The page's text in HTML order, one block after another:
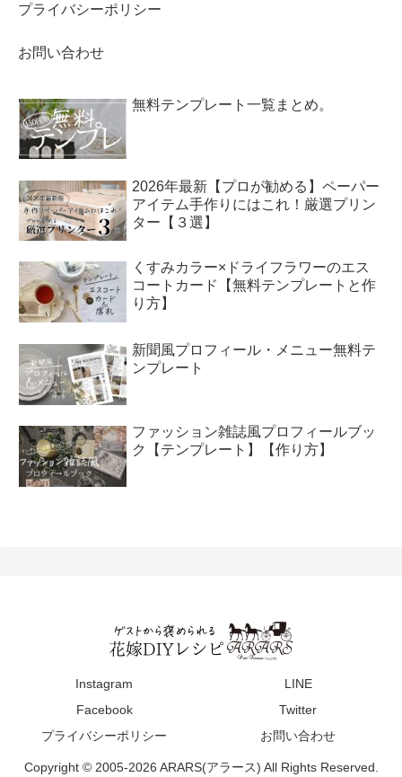
プライバシーポリシー
お問い合わせ
無料テンプレート一覧まとめ。
2026年最新【プロが勧める】ペーパー
アイテム手作りにはこれ！厳選プリン
ター【３選】
くすみカラー×ドライフラワーのエス
コートカード【無料テンプレートと作
り方】
新聞風プロフィール・メニュー無料テ
ンプレート
ファッション雑誌風プロフィールブッ
ク【テンプレート】【作り方】
Instagram
LINE
Facebook
Twitter
プライバシーポリシー
お問い合わせ
Copyright © 2005-2026 ARARS(アラース) All Rights Reserved.